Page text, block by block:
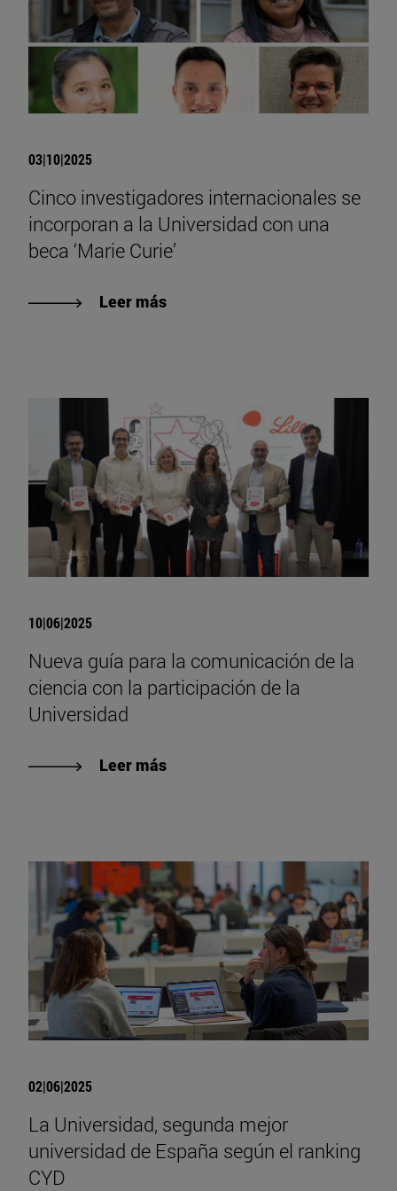
03|10|2025
Cinco investigadores internacionales se
incorporan a la Universidad con una
beca ‘Marie Curie’
Leer más
10|06|2025
Nueva guía para la comunicación de la
ciencia con la participación de la
Universidad
Leer más
02|06|2025
La Universidad, segunda mejor
universidad de España según el ranking
CYD